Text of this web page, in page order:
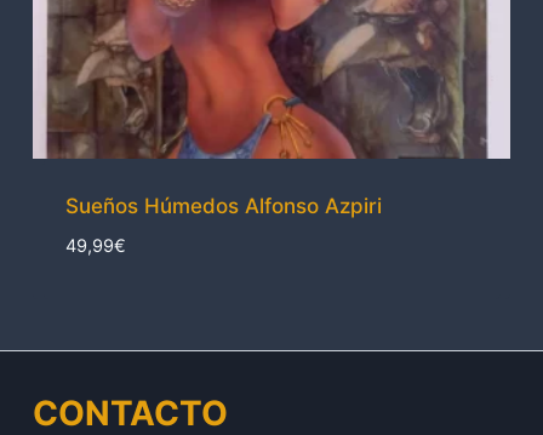
Sueños Húmedos Alfonso Azpiri
49,99€
CONTACTO